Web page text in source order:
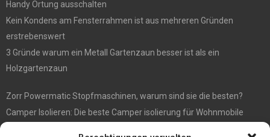
Handy Ortung ausschalten
Kein Kondens am Fensterrahmen ist aus mehreren Gründen
erstrebenswert
3 Gründe warum ein Metall Gartenzaun besser ist als ein
Holzgartenzaun
Zorr Powermatic Stopfmaschinen, warum sind sie die besten?
Camper Isolieren: Die beste Camper isolierung für Wohnmobile